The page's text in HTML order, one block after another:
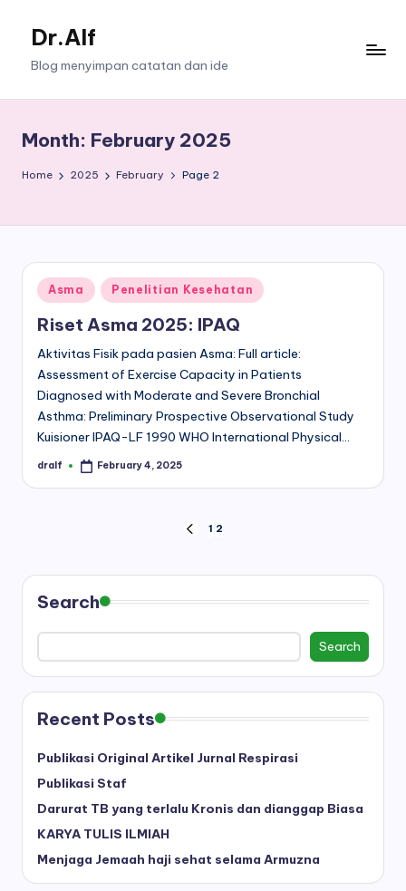
Dr.Alf
Blog menyimpan catatan dan ide
Month: February 2025
Home 2025 February Page 2
Posted
in
Asma Penelitian Kesehatan
Riset Asma 2025: IPAQ
Aktivitas Fisik pada pasien Asma: Full article:
Assessment of Exercise Capacity in Patients
Diagnosed with Moderate and Severe Bronchial
Asthma: Preliminary Prospective Observational Study
Kuisioner IPAQ-LF 1990 WHO International Physical…
Posted
dralf February 4, 2025
pagination
PREVIOUS
1 2
Search
Search
Recent Posts
Publikasi Original Artikel Jurnal Respirasi
Publikasi Staf
Darurat TB yang terlalu Kronis dan dianggap Biasa
KARYA TULIS ILMIAH
Menjaga Jemaah haji sehat selama Armuzna